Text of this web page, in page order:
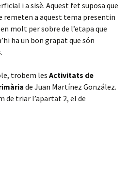
i a sisè. Aquest fet suposa que
remeten a aquest tema presentin
molt per sobre de l’etapa que
ha un bon grapat que són
trobem les Activitats de
de Juan Martínez González.
de triar l’apartat 2, el de